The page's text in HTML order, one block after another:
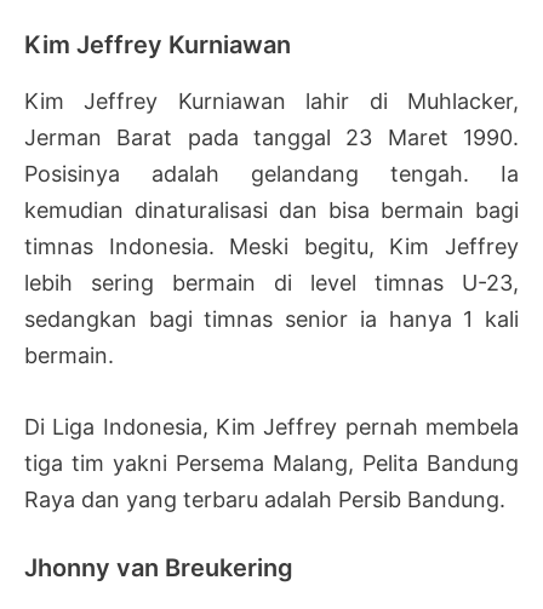
Kim Jeffrey Kurniawan
Kim Jeffrey Kurniawan lahir di Muhlacker,
Jerman Barat pada tanggal 23 Maret 1990.
Posisinya adalah gelandang tengah. Ia
kemudian dinaturalisasi dan bisa bermain bagi
timnas Indonesia. Meski begitu, Kim Jeffrey
lebih sering bermain di level timnas U-23,
sedangkan bagi timnas senior ia hanya 1 kali
bermain.
Di Liga Indonesia, Kim Jeffrey pernah membela
tiga tim yakni Persema Malang, Pelita Bandung
Raya dan yang terbaru adalah Persib Bandung.
Jhonny van Breukering